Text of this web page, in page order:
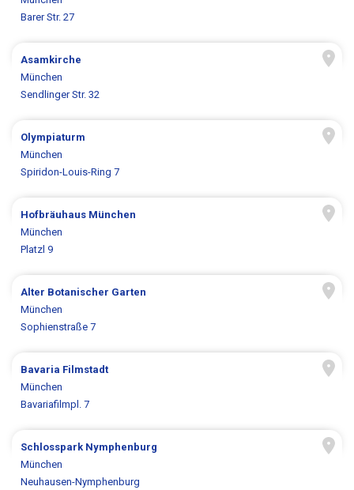
Barer Str. 27
Asamkirche
München
Sendlinger Str. 32
Olympiaturm
München
Spiridon-Louis-Ring 7
Hofbräuhaus München
München
Platzl 9
Alter Botanischer Garten
München
Sophienstraße 7
Bavaria Filmstadt
München
Bavariafilmpl. 7
Schlosspark Nymphenburg
München
Neuhausen-Nymphenburg